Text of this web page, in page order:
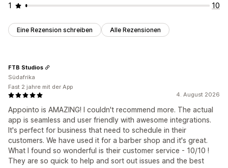
1
10
Eine Rezension schreiben Alle Rezensionen
4. August 2026
Appointo is AMAZING! I couldn't recommend more. The actual
app is seamless and user friendly with awesome integrations.
It's perfect for business that need to schedule in their
customers. We have used it for a barber shop and it's great.
What I found so wonderful is their customer service - 10/10 !
They are so quick to help and sort out issues and the best
FTB Studios
Südafrika
Fast 2 jahre mit der App